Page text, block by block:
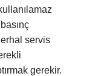
servis
gerekir.